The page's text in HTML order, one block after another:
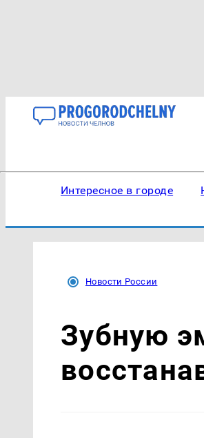
Интересное в городе
Новости России
Зубную